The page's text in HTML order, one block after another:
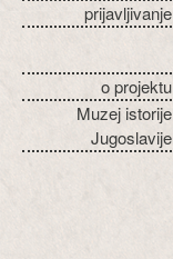
prijavljivanje
o projektu
Muzej istorije
Jugoslavije